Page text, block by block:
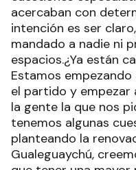
acercaban con
intención es ser
mandado a nadie ni
espacios.¿Ya están
Estamos
el partido y empezar
la gente la que nos
tenemos algunas
planteando la
Gualeguaychú,